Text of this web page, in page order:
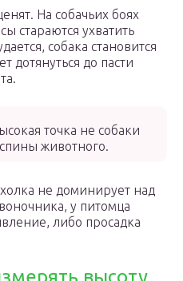
На собачьих боях
стараются ухватить
собака становится
дотянуться до пасти
точка не собаки
животного.
не доминирует над
у питомца
либо просадка
высоту